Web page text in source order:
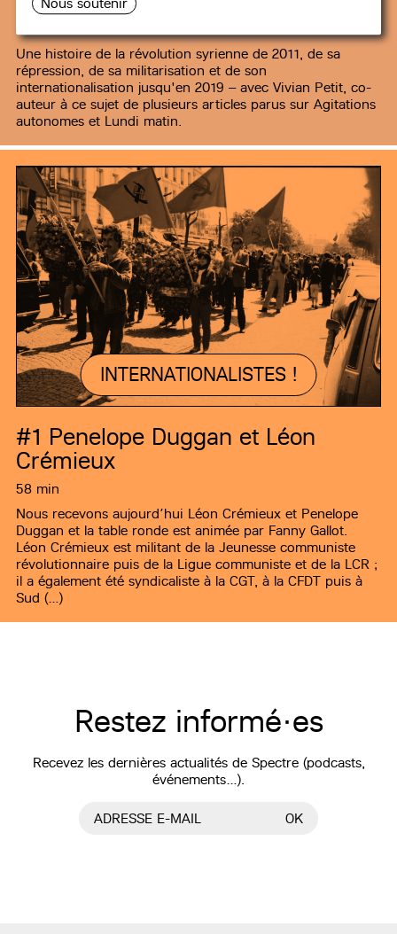
Nous soutenir
85 min
Une histoire de la révolution syrienne de 2011, de sa
répression, de sa militarisation et de son
internationalisation jusqu'en 2019 – avec Vivian Petit, co-
auteur à ce sujet de plusieurs articles parus sur Agitations
autonomes et Lundi matin.
INTERNATIONALISTES !
#1 Penelope Duggan et Léon
Crémieux
58 min
Nous recevons aujourd’hui Léon Crémieux et Penelope
Duggan et la table ronde est animée par Fanny Gallot.
Léon Crémieux est militant de la Jeunesse communiste
révolutionnaire puis de la Ligue communiste et de la LCR ;
il a également été syndicaliste à la CGT, à la CFDT puis à
Sud (…)
Restez informé·es
Recevez les dernières actualités de Spectre (podcasts,
événements…).
ADRESSE E-MAIL OK